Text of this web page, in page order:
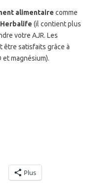
alimentaire comme
Herbalife (il contient plus
votre AJR. Les
être satisfaits grâce à
et magnésium).
Plus